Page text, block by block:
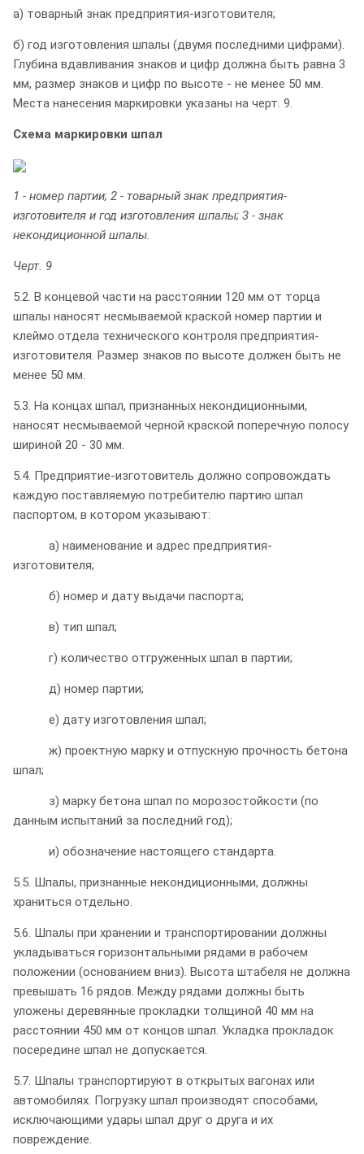
а) товарный знак предприятия-изготовителя;
б) год изготовления шпалы (двумя последними цифрами).
Глубина вдавливания знаков и цифр должна быть равна 3
мм, размер знаков и цифр по высоте - не менее 50 мм.
Места нанесения маркировки указаны на черт. 9.
Схема маркировки шпал
1 - номер партии; 2 - товарный знак предприятия-
изготовителя и год изготовления шпалы; 3 - знак
некондиционной шпалы.
Черт. 9
5.2. В концевой части на расстоянии 120 мм от торца
шпалы наносят несмываемой краской номер партии и
клеймо отдела технического контроля предприятия-
изготовителя. Размер знаков по высоте должен быть не
менее 50 мм.
5.3. На концах шпал, признанных некондиционными,
наносят несмываемой черной краской поперечную полосу
шириной 20 - 30 мм.
5.4. Предприятие-изготовитель должно сопровождать
каждую поставляемую потребителю партию шпал
паспортом, в котором указывают:
а) наименование и адрес предприятия-
изготовителя;
б) номер и дату выдачи паспорта;
в) тип шпал;
г) количество отгруженных шпал в партии;
д) номер партии;
е) дату изготовления шпал;
ж) проектную марку и отпускную прочность бетона
шпал;
з) марку бетона шпал по морозостойкости (по
данным испытаний за последний год);
и) обозначение настоящего стандарта.
5.5. Шпалы, признанные некондиционными, должны
храниться отдельно.
5.6. Шпалы при хранении и транспортировании должны
укладываться горизонтальными рядами в рабочем
положении (основанием вниз). Высота штабеля не должна
превышать 16 рядов. Между рядами должны быть
уложены деревянные прокладки толщиной 40 мм на
расстоянии 450 мм от концов шпал. Укладка прокладок
посередине шпал не допускается.
5.7. Шпалы транспортируют в открытых вагонах или
автомобилях. Погрузку шпал производят способами,
исключающими удары шпал друг о друга и их
повреждение.